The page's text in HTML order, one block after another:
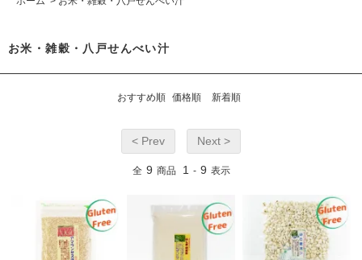
お米・雑穀・八戸せんべい汁
おすすめ順 価格順 新着順
< Prev Next >
全 9 商品 1 - 9 表示